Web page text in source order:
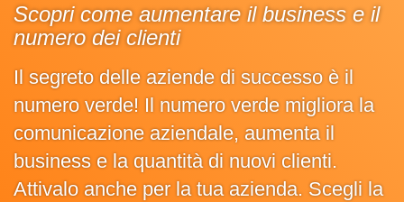
Scopri come aumentare il business e il
numero dei clienti
Il segreto delle aziende di successo è il
numero verde! Il numero verde migliora la
comunicazione aziendale, aumenta il
business e la quantità di nuovi clienti.
Attivalo anche per la tua azienda. Scegli la